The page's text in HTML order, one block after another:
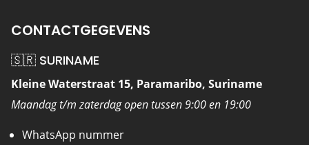
CONTACTGEGEVENS
🇸🇷 SURINAME
Kleine Waterstraat 15, Paramaribo, Suriname
Maandag t/m zaterdag open tussen 9:00 en 19:00
WhatsApp nummer